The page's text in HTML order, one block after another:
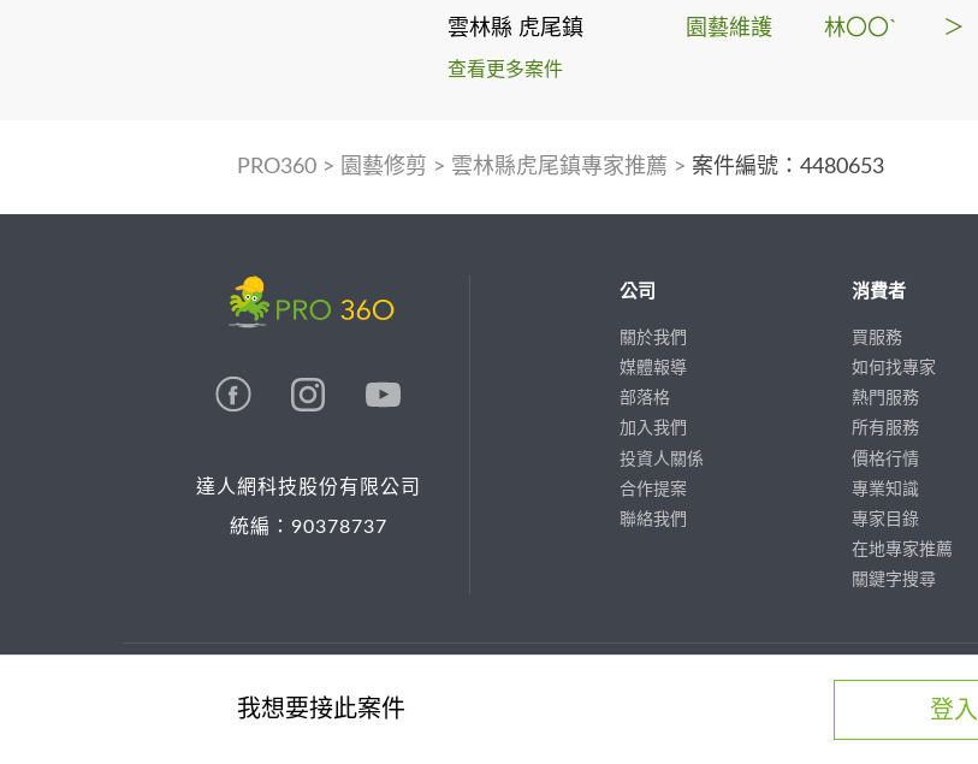
雲林縣 虎尾鎮 園藝維護 林〇〇` ＞
查看更多案件
PRO360> 園藝修剪 > 雲林縣虎尾鎮專家推薦 > 案件編號：4480653
我想要接此案件 登入
達人網科技股份有限公司
統編：90378737
公司
關於我們
媒體報導
部落格
加入我們
投資人關係
合作提案
聯絡我們
消費者
買服務
如何找專家
熱門服務
所有服務
價格行情
專業知識
專家目錄
在地專家推薦
關鍵字搜尋
© 2026 PRO36O. All rights reserved.